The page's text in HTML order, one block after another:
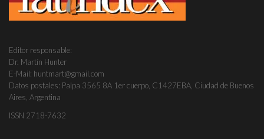
Editor responsable:
Dr. Martín Hunter
E-Mail: huntmart@gmail.com
Datos postales: Palpa 3565 8A 1er cuerpo, C1427EBA, Ciudad de Buenos
Aires, Argentina
ISSN 2718-7632